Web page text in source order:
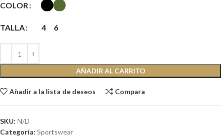
COLOR
TALLA 4 6
AÑADIR AL CARRITO
Añadir a la lista de deseos Compara
SKU: N/D
Categoría: Sportswear